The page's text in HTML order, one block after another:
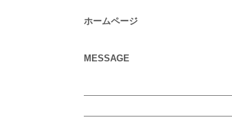
ホームページ
MESSAGE